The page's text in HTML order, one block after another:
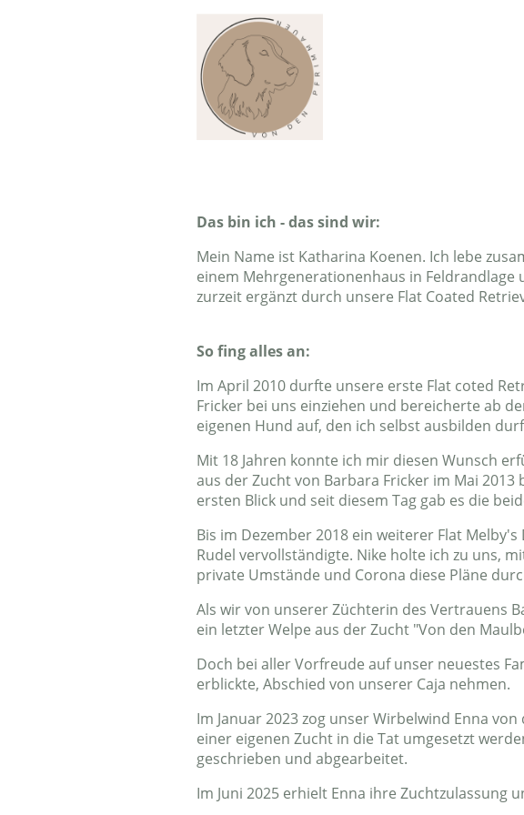
Das bin ich - das sind wir:
Mein Name ist Katharina Koenen. Ich lebe
einem Mehrgenerationenhaus in Feldrandlage
zurzeit ergänzt durch unsere Flat Coated
So fing alles an:
Im April 2010 durfte unsere erste Flat coted
Fricker bei uns einziehen und bereicherte ab
eigenen Hund auf, den ich selbst ausbilden
Mit 18 Jahren konnte ich mir diesen Wunsch
aus der Zucht von Barbara Fricker im Mai
ersten Blick und seit diesem Tag gab es die
Bis im Dezember 2018 ein weiterer Flat
Rudel vervollständigte. Nike holte ich zu uns,
private Umstände und Corona diese Pläne
Als wir von unserer Züchterin des Vertrauens
ein letzter Welpe aus der Zucht "Von den
Doch bei aller Vorfreude auf unser neuestes
erblickte, Abschied von unserer Caja nehmen.
Im Januar 2023 zog unser Wirbelwind Enna
einer eigenen Zucht in die Tat umgesetzt
geschrieben und abgearbeitet.
Im Juni 2025 erhielt Enna ihre Zuchtzulassung